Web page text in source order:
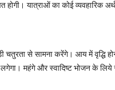
होगी। यात्राओं का कोई
चतुरता से सामना करेंगे। आय में वृद्धि
महंगे और स्वादिष्ट भोजन के लिये